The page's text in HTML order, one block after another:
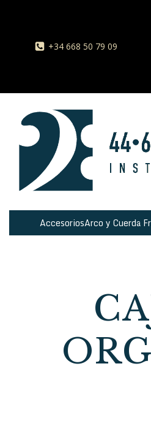
+34 668 50 79 09
AccesoriosArco y Cuerda